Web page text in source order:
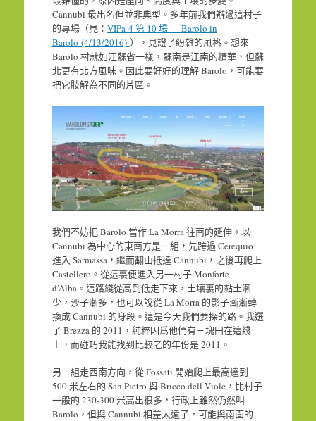
Cannubi 最出名但並非典型。多年前我們辦過這村子
的專場（見： VIPa-4 第 10 場 — Barolo in
Barolo (4/13/2016) ），見證了紛雜的風格。想來
Barolo 村就如江蘇省一樣，蘇南是江南的精華，但蘇
北更有北方風味。因此要好好的理解 Barolo，可能要
把它肢解為不同的片區。
我們不妨把 Barolo 當作 La Morra 往南的延伸。以
Cannubi 為中心的東南方是一組，先跨過 Cerequio
進入 Sarmassa，繼而翻山抵達 Cannubi，之後再爬上
Castellero。從這裏便進入另一村子 Monforte
d’Alba。這路綫從高到低走下來，土壤裏的黏土漸
少，沙子漸多，也可以說從 La Morra 的影子漸漸轉
換成 Cannubi 的身段。這是今天我們要探的路。我選
了 Brezza 的 2011，純粹因爲他們有三塊田在這綫
上，而碰巧我能找到比較老的年份是 2011。
另一組走西南方向，從 Fossati 開始爬上最高達到
500 米左右的 San Pietro 與 Bricco dell Viole，比村子
一般的 230-300 米高出很多，行政上雖然仍然叫
Barolo，但與 Cannubi 相差太遠了，可能與南面的